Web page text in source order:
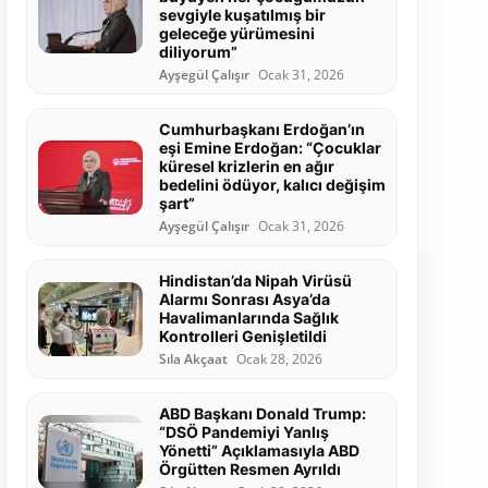
sevgiyle kuşatılmış bir
geleceğe yürümesini
diliyorum”
Ayşegül Çalışır Ocak 31, 2026
Cumhurbaşkanı Erdoğan’ın
eşi Emine Erdoğan: “Çocuklar
küresel krizlerin en ağır
bedelini ödüyor, kalıcı değişim
şart”
Ayşegül Çalışır Ocak 31, 2026
Hindistan’da Nipah Virüsü
Alarmı Sonrası Asya’da
Havalimanlarında Sağlık
Kontrolleri Genişletildi
Sıla Akçaat Ocak 28, 2026
ABD Başkanı Donald Trump:
“DSÖ Pandemiyi Yanlış
Yönetti” Açıklamasıyla ABD
Örgütten Resmen Ayrıldı